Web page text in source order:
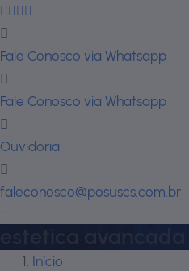
Fale Conosco via Whatsapp
Fale Conosco via Whatsapp
Ouvidoria
faleconosco@posuscs.com.br
Início